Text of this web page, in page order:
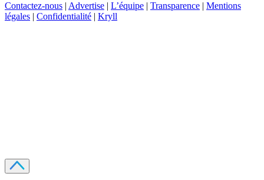
Contactez-nous | Advertise | L’équipe | Transparence | Mentions
légales | Confidentialité | Kryll